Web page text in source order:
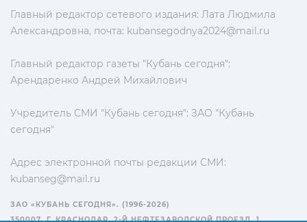
Главный редактор сетевого издания: Лата Людмила
Александровна, почта: kubansegodnya2024@mail.ru
Главный редактор газеты "Кубань сегодня":
Арендаренко Андрей Михайлович
Учредитель СМИ "Кубань сегодня": ЗАО "Кубань
сегодня"
Адрес электронной почты редакции СМИ:
kubanseg@mail.ru
ЗАО «КУБАНЬ СЕГОДНЯ». (1996-2026)
350007, Г. КРАСНОДАР, 2-Й НЕФТЕЗАВОДСКОЙ ПРОЕЗД, 1